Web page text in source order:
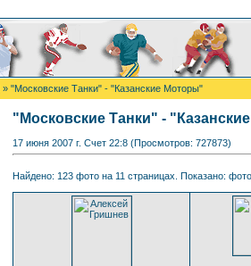
» "Московские Танки" - "Казанские Моторы"
"Московские Танки" -
17 июня 2007 г. Счет 22:8 (Просмотров: 727873)
Найдено: 123 фото на 11 страницах. Показано: